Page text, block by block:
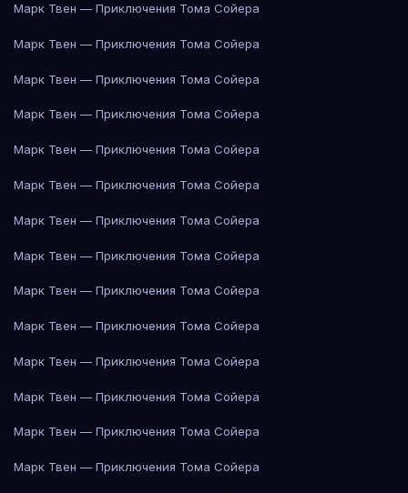
Марк Твен — Приключения Тома Сойера
Марк Твен — Приключения Тома Сойера
Марк Твен — Приключения Тома Сойера
Марк Твен — Приключения Тома Сойера
Марк Твен — Приключения Тома Сойера
Марк Твен — Приключения Тома Сойера
Марк Твен — Приключения Тома Сойера
Марк Твен — Приключения Тома Сойера
Марк Твен — Приключения Тома Сойера
Марк Твен — Приключения Тома Сойера
Марк Твен — Приключения Тома Сойера
Марк Твен — Приключения Тома Сойера
Марк Твен — Приключения Тома Сойера
Марк Твен — Приключения Тома Сойера